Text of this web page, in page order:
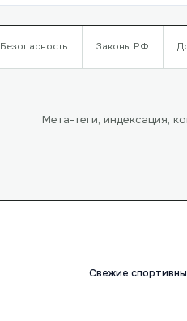
Безопасность Законы РФ
Мета-теги, индексация,
Свежие